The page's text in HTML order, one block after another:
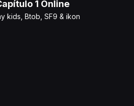
1 Online
kids, Btob, SF9 & ikon